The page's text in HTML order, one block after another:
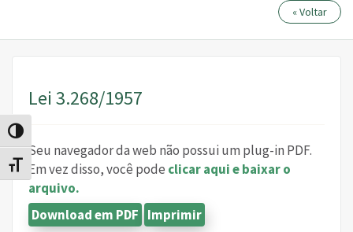
Alternar alto contraste
Alternar tamanho da fonte
« Voltar
Lei 3.268/1957
Seu navegador da web não possui um plug-in PDF.
Em vez disso, você pode clicar aqui e baixar o
arquivo.
Download em PDF Imprimir